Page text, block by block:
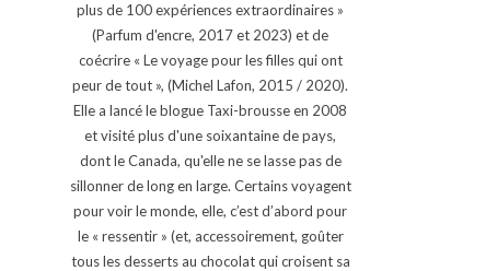
plus de 100 expériences extraordinaires »
(Parfum d'encre, 2017 et 2023) et de
coécrire « Le voyage pour les filles qui ont
peur de tout », (Michel Lafon, 2015 / 2020).
Elle a lancé le blogue Taxi-brousse en 2008
et visité plus d'une soixantaine de pays,
dont le Canada, qu'elle ne se lasse pas de
sillonner de long en large. Certains voyagent
pour voir le monde, elle, c’est d’abord pour
le « ressentir » (et, accessoirement, goûter
tous les desserts au chocolat qui croisent sa